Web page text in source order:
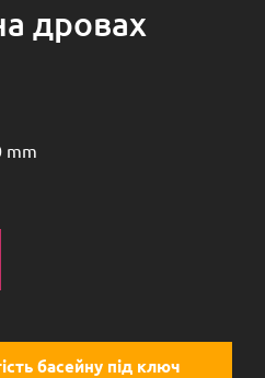
дровах
mm
басейну під ключ